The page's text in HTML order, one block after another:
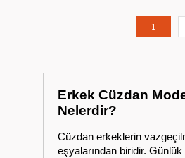
1
Erkek Cüzdan
Nelerdir?
Cüzdan erkeklerin
eşyalarından biridir.